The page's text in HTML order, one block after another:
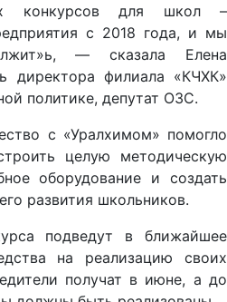
конкурсов для школ –
с 2018 года, и мы
— сказала Елена
директора филиала «КЧХК»
политике, депутат ОЗС.
с «Уралхимом» помогло
целую методическую
оборудование и создать
развития школьников.
подведут в ближайшее
на реализацию своих
получат в июне, а до